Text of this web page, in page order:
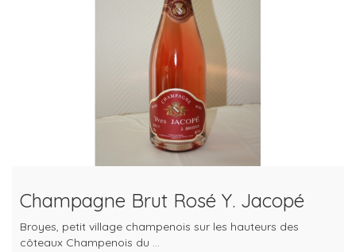
Champagne Brut Rosé Y. Jacopé
Broyes, petit village champenois sur les hauteurs des
côteaux Champenois du ...